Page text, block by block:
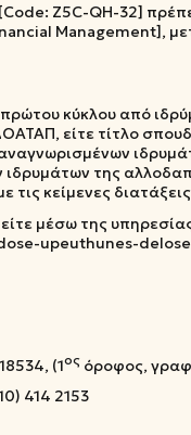
[Code: Z5C-QH-32]
Management],
κύκλου από
είτε τίτλο
της
κείμενες
είτε μέσω της
upeuthunes-deloses
(1ος όροφος,
414 2153